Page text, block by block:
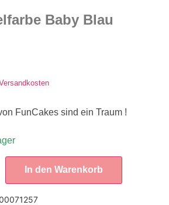
Baby Blau
FunCakes sind ein Traum !
In den Warenkorb